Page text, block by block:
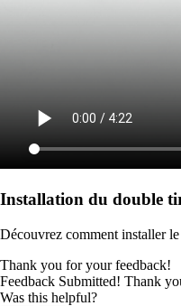
Installation du double
Découvrez comment installer
Thank you for your feedback!
Feedback Submitted! Thank
Was this helpful?